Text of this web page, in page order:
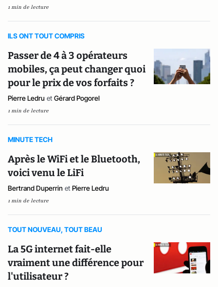
1 min de lecture
ILS ONT TOUT COMPRIS
Passer de 4 à 3 opérateurs
mobiles, ça peut changer quoi
pour le prix de vos forfaits ?
Pierre Ledru et Gérard Pogorel
1 min de lecture
MINUTE TECH
Après le WiFi et le Bluetooth,
voici venu le LiFi
Bertrand Duperrin et Pierre Ledru
1 min de lecture
TOUT NOUVEAU, TOUT BEAU
La 5G internet fait-elle
vraiment une différence pour
l'utilisateur ?